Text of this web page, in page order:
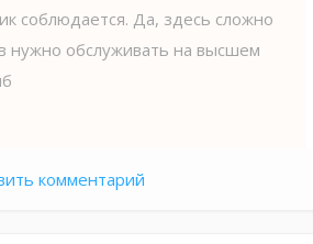
соблюдается. Да, здесь сложно
нужно обслуживать на высшем
комментарий